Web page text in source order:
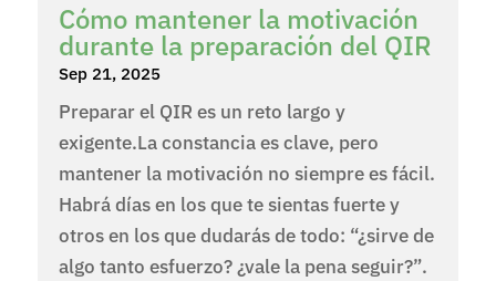
Cómo mantener la motivación
durante la preparación del QIR
Sep 21, 2025
Preparar el QIR es un reto largo y
exigente.La constancia es clave, pero
mantener la motivación no siempre es fácil.
Habrá días en los que te sientas fuerte y
otros en los que dudarás de todo: “¿sirve de
algo tanto esfuerzo? ¿vale la pena seguir?”.